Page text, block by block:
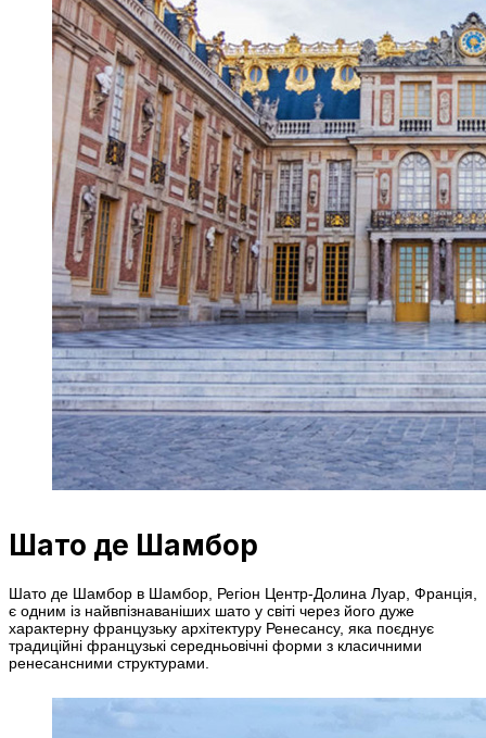
Шато де Шамбор
Шато де Шамбор в Шамбор, Регіон Центр-Долина Луар, Франція,
є одним із найвпізнаваніших шато у світі через його дуже
характерну французьку архітектуру Ренесансу, яка поєднує
традиційні французькі середньовічні форми з класичними
ренесансними структурами.